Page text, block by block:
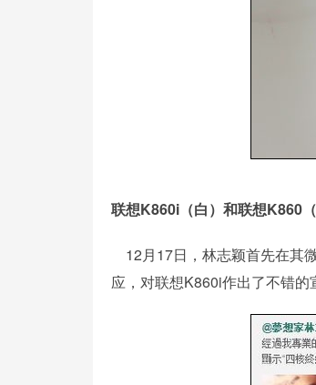
联想K860i（白）和联想K860（
12月17日，林志颖首先在其
应，对联想K860i作出了不错的